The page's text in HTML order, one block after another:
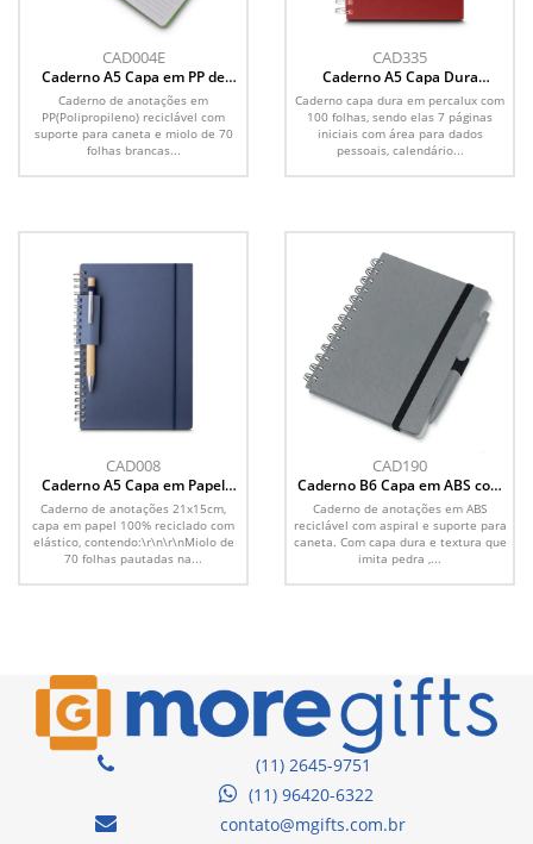
CAD004E
Caderno A5 Capa em PP de
anotações
Caderno de anotações em
PP(Polipropileno) reciclável com
suporte para caneta e miolo de 70
folhas brancas...
CAD335
Caderno A5 Capa Dura
Percalux
Caderno capa dura em percalux com
100 folhas, sendo elas 7 páginas
iniciais com área para dados
pessoais, calendário...
CAD008
Caderno A5 Capa em Papel
Reciclado
Caderno de anotações 21x15cm,
capa em papel 100% reciclado com
elástico, contendo:\r\n\r\nMiolo de
70 folhas pautadas na...
CAD190
Caderno B6 Capa em ABS com
Caneta
Caderno de anotações em ABS
reciclável com aspiral e suporte para
caneta. Com capa dura e textura que
imita pedra ,...
(11) 2645-9751
(11) 96420-6322
contato@mgifts.com.br